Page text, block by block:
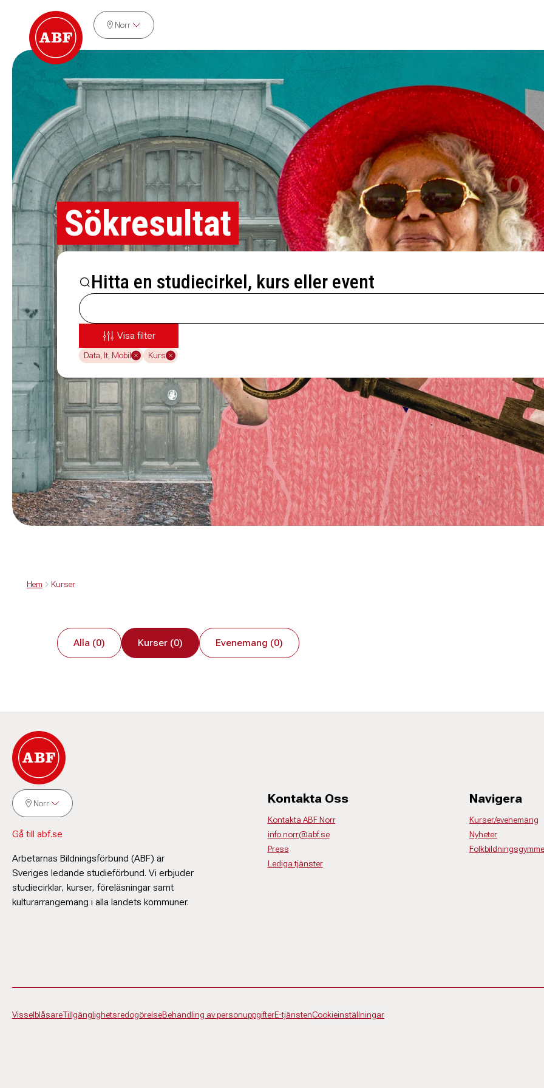
Norr
Sökresultat
Hitta en studiecirkel, kurs eller event
Visa filter
Data, It, Mobil Kurs
Hem Kurser
Alla (0) Kurser (0) Evenemang (0)
Norr
Gå till abf.se
Arbetarnas Bildningsförbund (ABF) är
Sveriges ledande studieförbund. Vi erbjuder
studiecirklar, kurser, föreläsningar samt
kulturarrangemang i alla landets kommuner.
Kontakta Oss
Kontakta ABF Norr
info.norr@abf.se
Press
Lediga tjänster
Navigera
Kurser/evenemang
Nyheter
VisselblåsareTillgänglighetsredogörelseBehandling av personuppgifterE-tjänstenCookieinställningar